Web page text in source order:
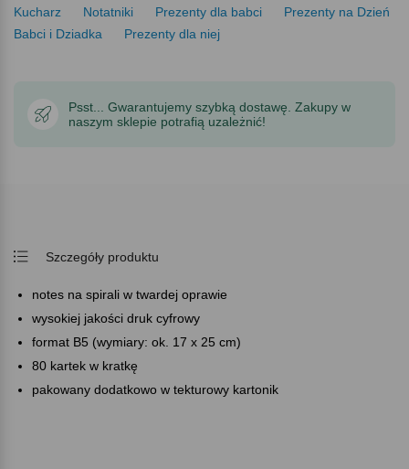
Kucharz Notatniki Prezenty dla babci
Prezenty na Dzień
Babci i Dziadka
Prezenty dla niej
Psst... Gwarantujemy szybką dostawę. Zakupy w
naszym sklepie potrafią uzależnić!
Szczegóły produktu
notes na spirali w twardej oprawie
wysokiej jakości druk cyfrowy
format B5 (wymiary: ok. 17 x 25 cm)
80 kartek w kratkę
pakowany dodatkowo w tekturowy kartonik